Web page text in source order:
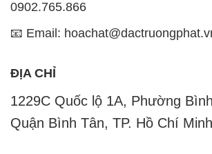
0902.765.866
📧 Email:
ĐỊA CHỈ
1229C Quốc lộ 1A, Phường
Quận Bình Tân, TP. Hồ Chí Minh